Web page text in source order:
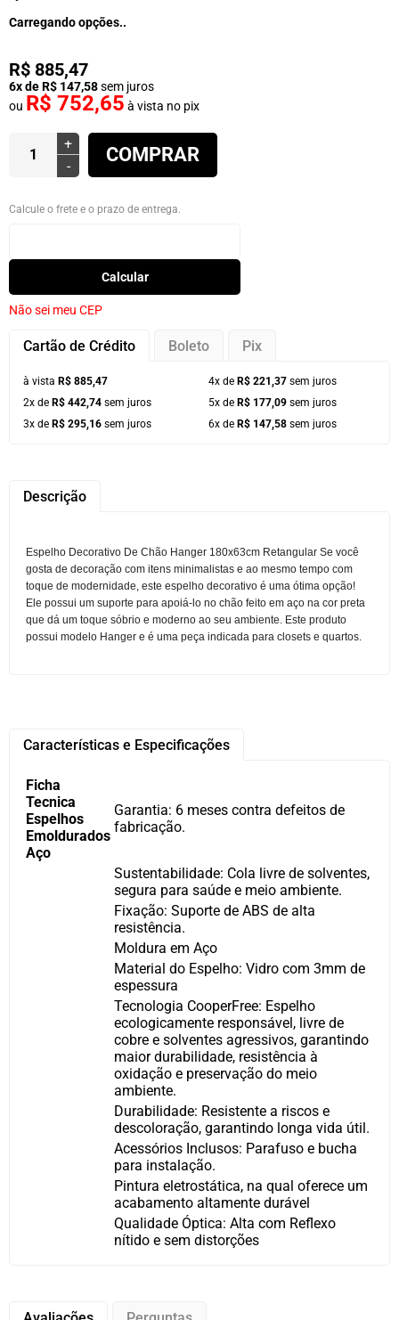
Carregando opções..
R$ 885,47
6x de R$ 147,58sem juros
ou R$ 752,65 à vista no pix
+
-
COMPRAR
Calcule o frete e o prazo de entrega.
Calcular
Não sei meu CEP
Cartão de Crédito Boleto Pix
à vista R$ 885,47
2x de R$ 442,74 sem juros
3x de R$ 295,16 sem juros
4x de R$ 221,37 sem juros
5x de R$ 177,09 sem juros
6x de R$ 147,58 sem juros
Descrição
Espelho Decorativo De Chão Hanger 180x63cm Retangular Se você
gosta de decoração com itens minimalistas e ao mesmo tempo com
toque de modernidade, este espelho decorativo é uma ótima opção!
Ele possui um suporte para apoiá-lo no chão feito em aço na cor preta
que dá um toque sóbrio e moderno ao seu ambiente. Este produto
possui modelo Hanger e é uma peça indicada para closets e quartos.
Características e Especificações
Ficha
Tecnica
Espelhos
Emoldurados
Aço
Garantia: 6 meses contra defeitos de
fabricação.
Sustentabilidade: Cola livre de solventes,
segura para saúde e meio ambiente.
Fixação: Suporte de ABS de alta
resistência.
Moldura em Aço
Material do Espelho: Vidro com 3mm de
espessura
Tecnologia CooperFree: Espelho
ecologicamente responsável, livre de
cobre e solventes agressivos, garantindo
maior durabilidade, resistência à
oxidação e preservação do meio
ambiente.
Durabilidade: Resistente a riscos e
descoloração, garantindo longa vida útil.
Acessórios Inclusos: Parafuso e bucha
para instalação.
Pintura eletrostática, na qual oferece um
acabamento altamente durável
Qualidade Óptica: Alta com Reflexo
nítido e sem distorções